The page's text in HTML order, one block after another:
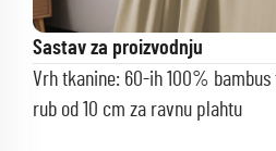
Sastav za proizvodnju
Vrh tkanine: 60-ih 100% bambus
rub od 10 cm za ravnu plahtu